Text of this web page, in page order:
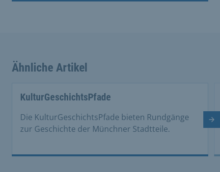
Ähnliche Artikel
KulturGeschichtsPfade
Die KulturGeschichtsPfade bieten Rundgänge
zur Geschichte der Münchner Stadtteile.